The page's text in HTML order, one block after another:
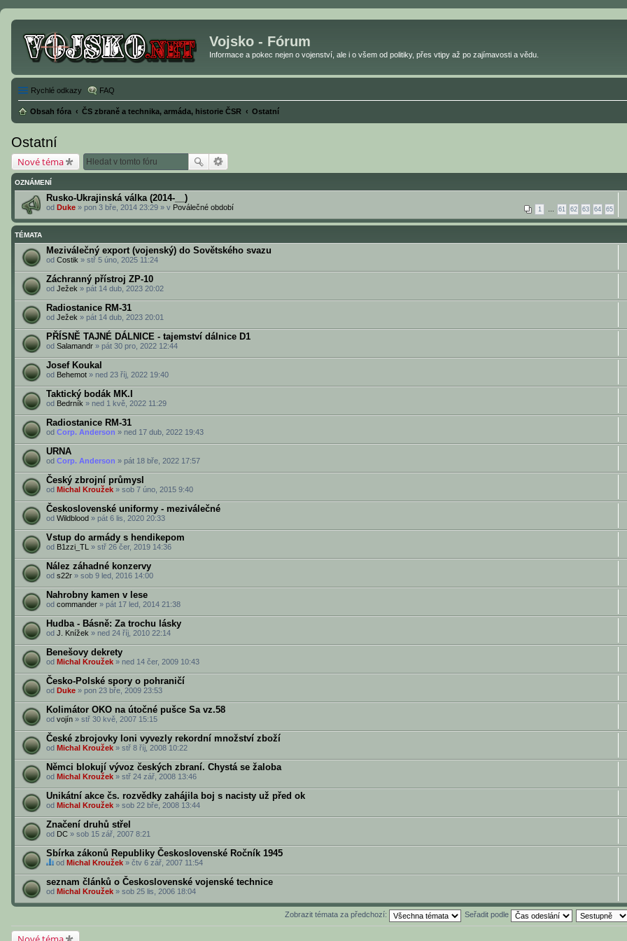
Vojsko - Fórum
Informace a pokec nejen o vojenství, ale i o všem od politiky, přes vtipy až po zajímavosti a vědu.
Rychlé odkazy FAQ
Obsah fóra ČS zbraně a technika, armáda, historie ČSR Ostatní
Ostatní
Nové téma
OZNÁMENÍ
Rusko-Ukrajinská válka (2014-__)
1 61 62 63 64 65
od Duke » pon 3 bře, 2014 23:29 » v Poválečné období
TÉMATA
Meziválečný export (vojenský) do Sovětského svazu
od Costik » stř 5 úno, 2025 11:24
Záchranný přístroj ZP-10
od Ježek » pát 14 dub, 2023 20:02
Radiostanice RM-31
od Ježek » pát 14 dub, 2023 20:01
PŘÍSNĚ TAJNÉ DÁLNICE - tajemství dálnice D1
od Salamandr » pát 30 pro, 2022 12:44
Josef Koukal
od Behemot » ned 23 říj, 2022 19:40
Taktický bodák MK.I
od Bedrník » ned 1 kvě, 2022 11:29
Radiostanice RM-31
od Corp. Anderson » ned 17 dub, 2022 19:43
URNA
od Corp. Anderson » pát 18 bře, 2022 17:57
Český zbrojní průmysl
od Michal Kroužek » sob 7 úno, 2015 9:40
Československé uniformy - meziválečné
od Wildblood » pát 6 lis, 2020 20:33
Vstup do armády s hendikepom
od B1zzi_TL » stř 26 čer, 2019 14:36
Nález záhadné konzervy
od s22r » sob 9 led, 2016 14:00
Nahrobny kamen v lese
od commander » pát 17 led, 2014 21:38
Hudba - Básně: Za trochu lásky
od J. Knížek » ned 24 říj, 2010 22:14
Benešovy dekrety
od Michal Kroužek » ned 14 čer, 2009 10:43
Česko-Polské spory o pohraničí
od Duke » pon 23 bře, 2009 23:53
Kolimátor OKO na útočné pušce Sa vz.58
od vojín » stř 30 kvě, 2007 15:15
České zbrojovky loni vyvezly rekordní množství zboží
od Michal Kroužek » stř 8 říj, 2008 10:22
Němci blokují vývoz českých zbraní. Chystá se žaloba
od Michal Kroužek » stř 24 zář, 2008 13:46
Unikátní akce čs. rozvědky zahájila boj s nacisty už před ok
od Michal Kroužek » sob 22 bře, 2008 13:44
Značení druhů střel
od DC » sob 15 zář, 2007 8:21
Sbírka zákonů Republiky Československé Ročník 1945
t
o
m
t
é
m
od Michal Kroužek » čtv 6 zář, 2007 11:54
seznam článků o Československé vojenské technice
od Michal Kroužek » sob 25 lis, 2006 18:04
Zobrazit témata za předchozí: Seřadit podle